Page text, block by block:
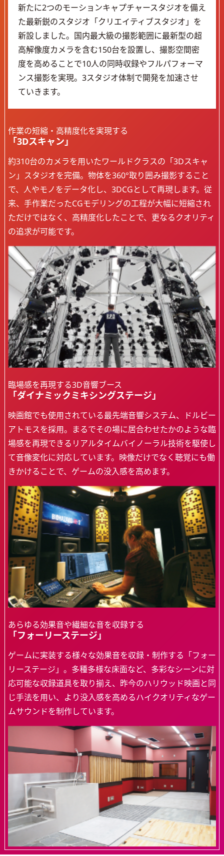
新たに2つのモーションキャプチャースタジオを備え
た最新鋭のスタジオ「クリエイティブスタジオ」を
新設しました。国内最大級の撮影範囲に最新型の超
高解像度カメラを含む150台を設置し、撮影空間密
度を高めることで10人の同時収録やフルパフォーマ
ンス撮影を実現。3スタジオ体制で開発を加速させ
ていきます。
作業の短縮・高精度化を実現する
「3Dスキャン」
約310台のカメラを用いたワールドクラスの「3Dスキャ
ン」スタジオを完備。物体を360°取り囲み撮影すること
で、人やモノをデータ化し、3DCGとして再現します。従
来、手作業だったCGモデリングの工程が大幅に短縮され
ただけではなく、高精度化したことで、更なるクオリティ
の追求が可能です。
臨場感を再現する3D音響ブース
「ダイナミックミキシングステージ」
映画館でも使用されている最先端音響システム、ドルビー
アトモスを採用。まるでその場に居合わせたかのような臨
場感を再現できるリアルタイムバイノーラル技術を駆使し
て音像変化に対応しています。映像だけでなく聴覚にも働
きかけることで、ゲームの没入感を高めます。
あらゆる効果音や繊細な音を収録する
「フォーリーステージ」
ゲームに実装する様々な効果音を収録・制作する「フォー
リーステージ」。多種多様な床面など、多彩なシーンに対
応可能な収録道具を取り揃え、昨今のハリウッド映画と同
じ手法を用い、より没入感を高めるハイクオリティなゲー
ムサウンドを制作しています。